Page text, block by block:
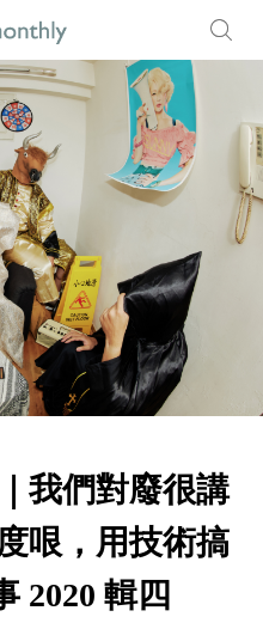
我們對廢很講
哏，用技術搞
2020 輯四